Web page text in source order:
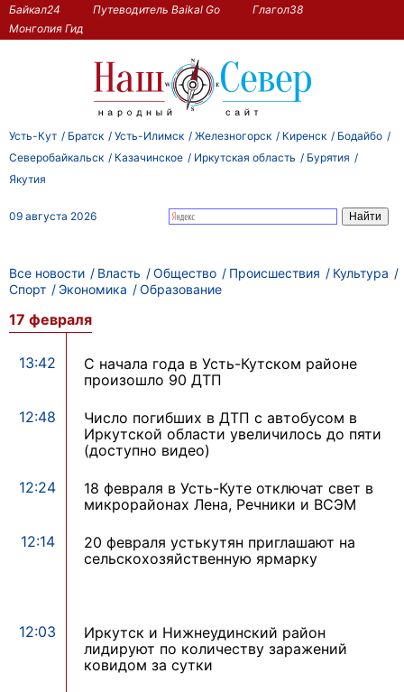
Байкал24 Путеводитель Baikal Go
Глагол38
Монголия Гид
Усть-Кут Братск Усть-Илимск Железногорск Киренск
Бодайбо
Северобайкальск
Казачинское Иркутская область
Бурятия
Якутия
09 августа 2026
Все новости Власть Общество Происшествия
Культура
Спорт
Экономика Образование
17 февраля
13:42
С начала года в Усть-Кутском районе
произошло 90 ДТП
12:48
Число погибших в ДТП с автобусом в
Иркутской области увеличилось до пяти
(доступно видео)
12:24
18 февраля в Усть-Куте отключат свет в
микрорайонах Лена, Речники и ВСЭМ
12:14
20 февраля устькутян приглашают на
сельскохозяйственную ярмарку
12:03
Иркутск и Нижнеудинский район
лидируют по количеству заражений
ковидом за сутки